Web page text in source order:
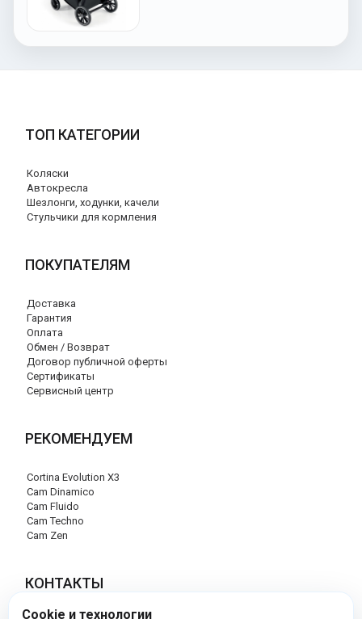
ТОП КАТЕГОРИИ
Коляски
Автокресла
Шезлонги, ходунки, качели
Стульчики для кормления
ПОКУПАТЕЛЯМ
Доставка
Гарантия
Оплата
Обмен / Возврат
Договор публичной оферты
Сертификаты
Сервисный центр
РЕКОМЕНДУЕМ
Cortina Evolution X3
Cam Dinamico
Cam Fluido
Cam Techno
Cam Zen
КОНТАКТЫ
Cookie и технологии